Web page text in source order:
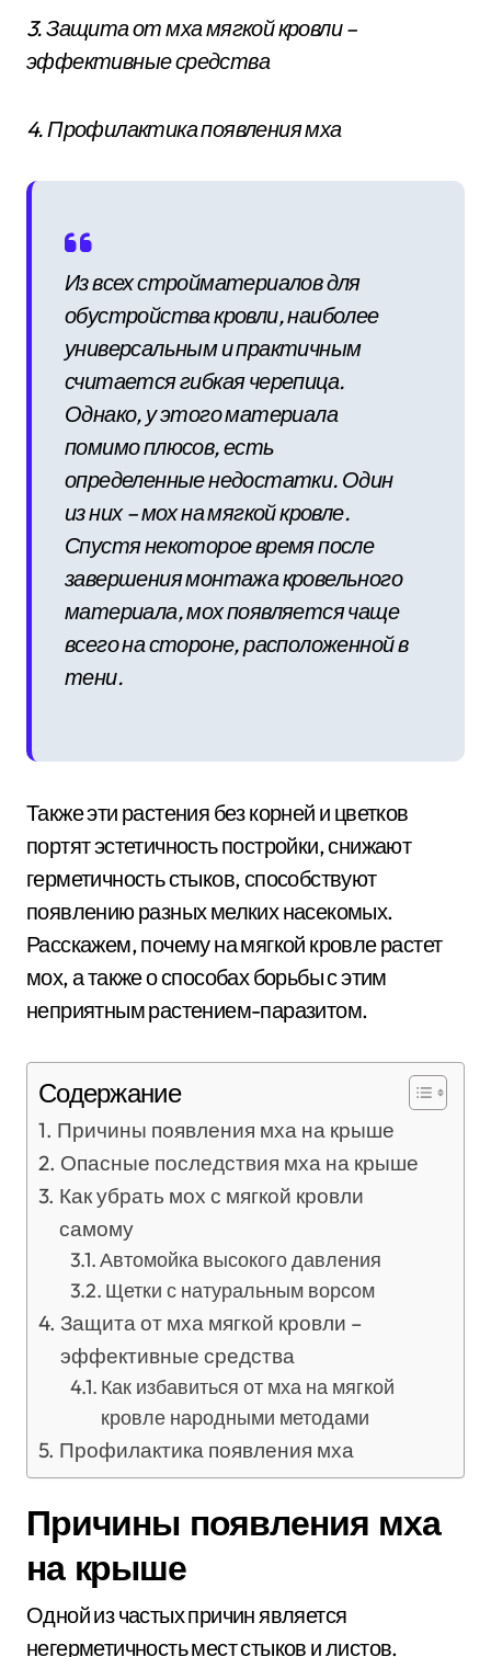
3. Защита от мха мягкой кровли –
эффективные средства
4. Профилактика появления мха
Из всех стройматериалов для
обустройства кровли, наиболее
универсальным и практичным
считается гибкая черепица.
Однако, у этого материала
помимо плюсов, есть
определенные недостатки. Один
из них – мох на мягкой кровле.
Спустя некоторое время после
завершения монтажа кровельного
материала, мох появляется чаще
всего на стороне, расположенной в
тени.
Также эти растения без корней и цветков
портят эстетичность постройки, снижают
герметичность стыков, способствуют
появлению разных мелких насекомых.
Расскажем, почему на мягкой кровле растет
мох, а также о способах борьбы с этим
неприятным растением-паразитом.
Содержание
Причины появления мха на крыше
Опасные последствия мха на крыше
Как убрать мох с мягкой кровли
самому
Автомойка высокого давления
Щетки с натуральным ворсом
Защита от мха мягкой кровли –
эффективные средства
Как избавиться от мха на мягкой
кровле народными методами
Профилактика появления мха
Причины появления мха
на крыше
Одной из частых причин является
негерметичность мест стыков и листов.